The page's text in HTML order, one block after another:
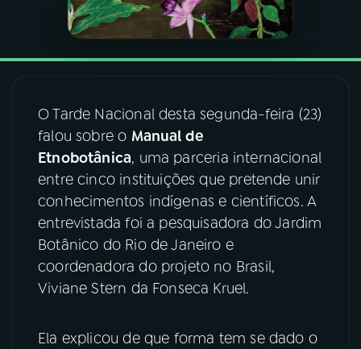
FESTIVAL DE MÚSICA
YouTube Facebook
Instagram X
TikTok
O Tarde Nacional desta segunda-feira (23)
falou sobre o Manual de
Etnobotânica, uma parceria internacional
entre cinco instituições que pretende unir
conhecimentos indígenas e científicos. A
entrevistada foi a pesquisadora do Jardim
Botânico do Rio de Janeiro e
coordenadora do projeto no Brasil,
Viviane Stern da Fonseca Kruel.
Ela explicou de que forma tem se dado o